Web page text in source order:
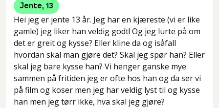
Jente, 13
Hei jeg er jente 13 år. Jeg har en kjæreste (vi er like
gamle) jeg liker han veldig godt! Og jeg lurte på om
det er greit og kysse? Eller kline da og isåfall
hvordan skal man gjøre det? Skal jeg spør han? Eller
skal jeg bare kysse han? Vi henger ganske mye
sammen på fritiden jeg er ofte hos han og da ser vi
på film og koser men jeg har veldig lyst til og kysse
han men jeg tørr ikke, hva skal jeg gjøre?